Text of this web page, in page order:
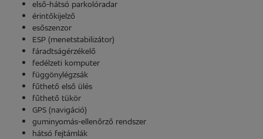
első-hátsó parkolóradar
érintőkijelző
esőszenzor
ESP (menetstabilizátor)
fáradtságérzékelő
fedélzeti komputer
függönylégzsák
fűthető első ülés
fűthető tükör
GPS (navigáció)
guminyomás-ellenőrző rendszer
hátsó fejtámlák